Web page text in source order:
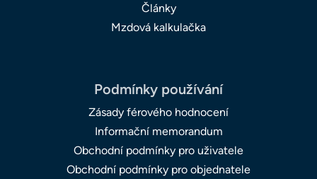
Články
Mzdová kalkulačka
Podmínky používání
Zásady férového hodnocení
Informační memorandum
Obchodní podmínky pro uživatele
Obchodní podmínky pro objednatele